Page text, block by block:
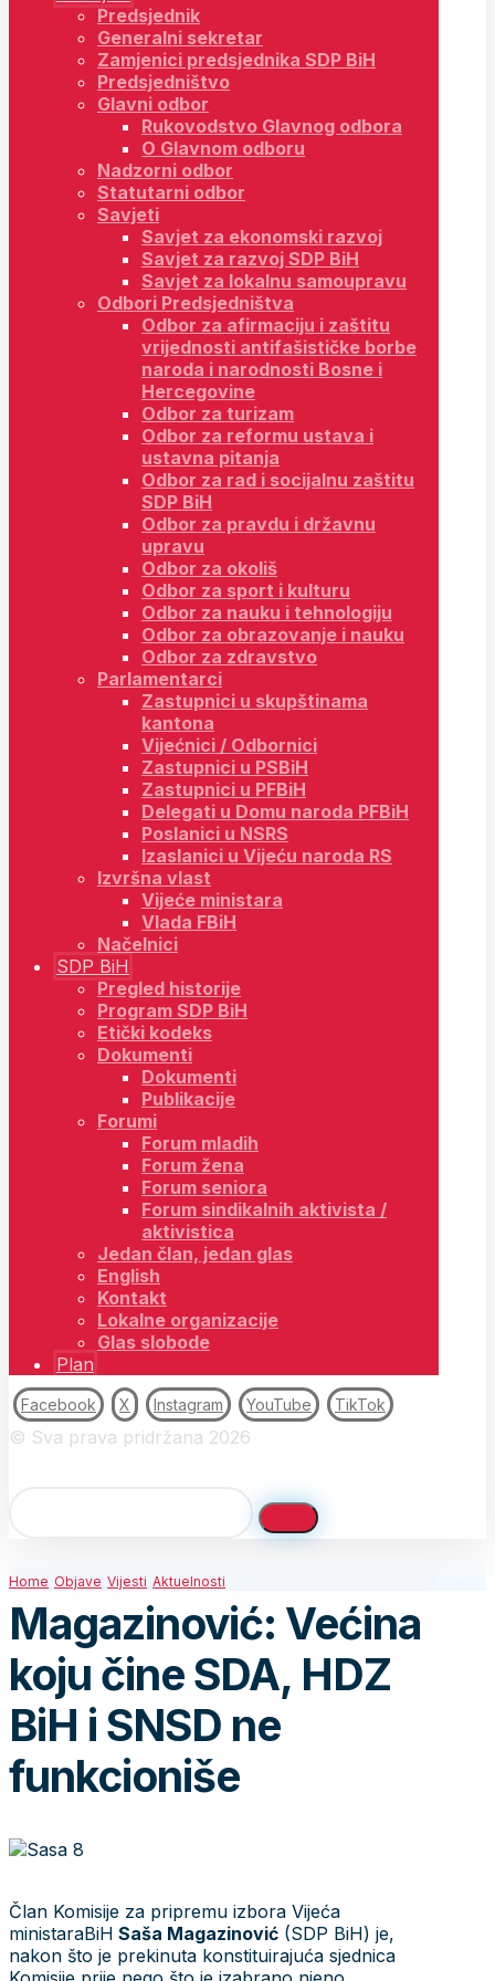
Predsjednik
Generalni sekretar
Zamjenici predsjednika SDP BiH
Predsjedništvo
Glavni odbor
Rukovodstvo Glavnog odbora
O Glavnom odboru
Nadzorni odbor
Statutarni odbor
Savjeti
Savjet za ekonomski razvoj
Savjet za razvoj SDP BiH
Savjet za lokalnu samoupravu
Odbori Predsjedništva
Odbor za afirmaciju i zaštitu
vrijednosti antifašističke borbe
naroda i narodnosti Bosne i
Hercegovine
Odbor za turizam
Odbor za reformu ustava i
ustavna pitanja
Odbor za rad i socijalnu zaštitu
SDP BiH
Odbor za pravdu i državnu
upravu
Odbor za okoliš
Odbor za sport i kulturu
Odbor za nauku i tehnologiju
Odbor za obrazovanje i nauku
Odbor za zdravstvo
Parlamentarci
Zastupnici u skupštinama
kantona
Vijećnici / Odbornici
Zastupnici u PSBiH
Zastupnici u PFBiH
Delegati u Domu naroda PFBiH
Poslanici u NSRS
Izaslanici u Vijeću naroda RS
Izvršna vlast
Vijeće ministara
Vlada FBiH
Načelnici
SDP BiH
Pregled historije
Program SDP BiH
Etički kodeks
Dokumenti
Dokumenti
Publikacije
Forumi
Forum mladih
Forum žena
Forum seniora
Forum sindikalnih aktivista /
aktivistica
Jedan član, jedan glas
English
Kontakt
Lokalne organizacije
Glas slobode
Plan
Facebook X Instagram YouTube TikTok
© Sva prava pridržana 2026
Home Objave Vijesti Aktuelnosti
Magazinović: Većina
koju čine SDA, HDZ
BiH i SNSD ne
funkcioniše
Član Komisije za pripremu izbora Vijeća
ministaraBiH Saša Magazinović (SDP BiH) je,
nakon što je prekinuta konstituirajuća sjednica